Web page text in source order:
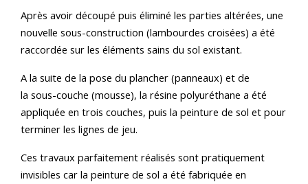
Après avoir découpé puis éliminé les parties altérées, une
nouvelle sous-construction (lambourdes croisées) a été
raccordée sur les éléments sains du sol existant.
A la suite de la pose du plancher (panneaux) et de
la sous-couche (mousse), la résine polyuréthane a été
appliquée en trois couches, puis la peinture de sol et pour
terminer les lignes de jeu.
Ces travaux parfaitement réalisés sont pratiquement
invisibles car la peinture de sol a été fabriquée en